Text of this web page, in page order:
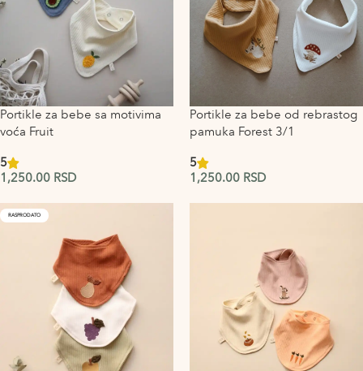
Portikle za bebe sa motivima
voća Fruit
5
1,250.00 RSD
Portikle za bebe od rebrastog
pamuka Forest 3/1
5
1,250.00 RSD
RASPRODATO